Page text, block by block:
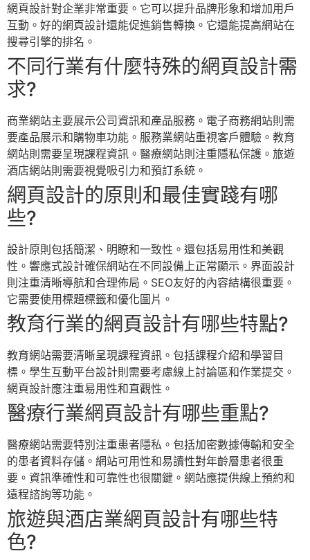
網頁設計對企業非常重要。它可以提升品牌形象和增加用戶
互動。好的網頁設計還能促進銷售轉換。它還能提高網站在
搜尋引擎的排名。
不同行業有什麼特殊的網頁設計需
求?
商業網站主要展示公司資訊和產品服務。電子商務網站則需
要產品展示和購物車功能。服務業網站重視客戶體驗。教育
網站則需要呈現課程資訊。醫療網站則注重隱私保護。旅遊
酒店網站則需要視覺吸引力和預訂系統。
網頁設計的原則和最佳實踐有哪
些?
設計原則包括簡潔、明瞭和一致性。還包括易用性和美觀
性。響應式設計確保網站在不同設備上正常顯示。界面設計
則注重清晰導航和合理佈局。SEO友好的內容結構很重要。
它需要使用標題標籤和優化圖片。
教育行業的網頁設計有哪些特點?
教育網站需要清晰呈現課程資訊。包括課程介紹和學習目
標。學生互動平台設計則需要考慮線上討論區和作業提交。
網頁設計應注重易用性和直觀性。
醫療行業網頁設計有哪些重點?
醫療網站需要特別注重患者隱私。包括加密數據傳輸和安全
的患者資料存儲。網站可用性和易讀性對年齡層患者很重
要。資訊準確性和可靠性也很關鍵。網站應提供線上預約和
遠程諮詢等功能。
旅遊與酒店業網頁設計有哪些特
色?